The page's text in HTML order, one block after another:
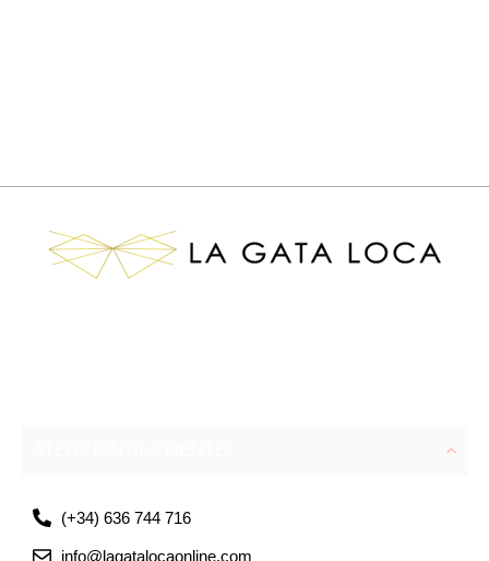
(+34) 636 744 716
info@lagatalocaonline.com